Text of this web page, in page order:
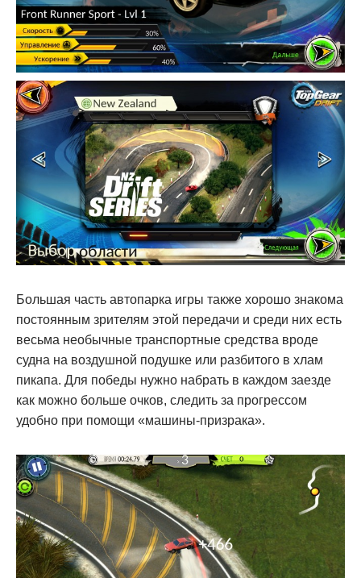
Большая часть автопарка игры также хорошо знакома
постоянным зрителям этой передачи и среди них есть
весьма необычные транспортные средства вроде
судна на воздушной подушке или разбитого в хлам
пикапа. Для победы нужно набрать в каждом заезде
как можно больше очков, следить за прогрессом
удобно при помощи «машины-призрака».